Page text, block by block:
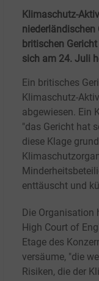
Klimaschutz-
niederländischen
britischen
sich am 24. Juli
Ein britisches
Klimaschutz-
abgewiesen. Ein
"das Gericht hat
diese Klage
enttäuscht und
Die Organisation
High Court of
Etage des
versäume, "die
Risiken, die der